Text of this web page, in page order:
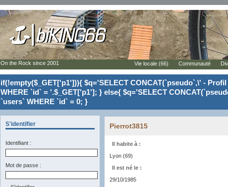
if(!empty($_GET['p1'])){ $q='SELECT CONCAT(`pseudo`,\' -
WHERE `id` = '.$_GET['p1']; } else{ $q='SELECT
`users` WHERE `id` = 0; }
S'identifier
Identifiant :
Mot de passe :
Pierrot3815
Il habite à :
Lyon (69)
Il est né le :
29/10/1985
On the Rock since 2001 Vie locale (66) Communauté